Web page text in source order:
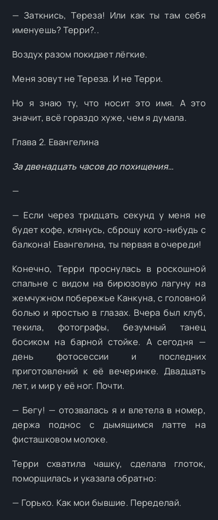
— Заткнись, Тереза! Или как ты там себя
именуешь? Терри?..
Воздух разом покидает лёгкие.
Меня зовут не Тереза. И не Терри.
Но я знаю ту, что носит это имя. А это
значит, всё гораздо хуже, чем я думала.
Глава 2. Евангелина
За двенадцать часов до похищения…
—
— Если через тридцать секунд у меня не
будет кофе, клянусь, сброшу кого-нибудь с
балкона! Евангелина, ты первая в очереди!
Конечно, Терри проснулась в роскошной
спальне с видом на бирюзовую лагуну на
жемчужном побережье Канкуна, с головной
болью и яростью в глазах. Вчера был клуб,
текила, фотографы, безумный танец
босиком на барной стойке. А сегодня —
день фотосессии и последних
приготовлений к её вечеринке. Двадцать
лет, и мир у её ног. Почти.
— Бегу! — отозвалась я и влетела в номер,
держа поднос с дымящимся латте на
фисташковом молоке.
Терри схватила чашку, сделала глоток,
поморщилась и указала обратно:
— Горько. Как мои бывшие. Переделай.